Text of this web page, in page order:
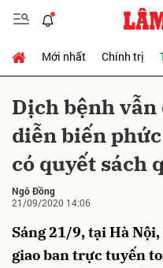
Mới nhất Chính trị
Dịch bệnh
diễn biến
có quyết sách
Ngô Đồng
21/09/2020 14:06
Sáng 21/9, tại Hà
giao ban trực tuyến
Gửi bình luận